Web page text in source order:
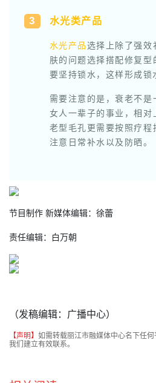
3 水光类产品
水光产品选择上除了强效
肤的问题选择搭配修复
要坚持锁水，这样形成锁
需要注意的是，衰老不
女人一辈子的事业，相
老型毛孔更需要按照疗
注意日常补水以及防晒。
节目制作 新媒体编辑：徐蕾
责任编辑：白万朝
（发稿编辑：广播中心）
【声明】 如需转载丽江市融媒体中心名下任
我们建立有效联系。